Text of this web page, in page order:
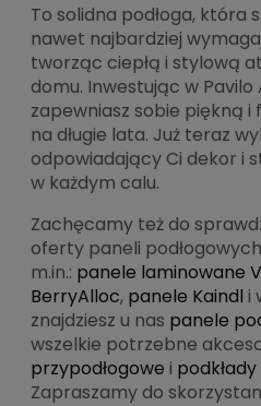
To solidna podłoga, która
nawet najbardziej
tworząc ciepłą i stylową
domu. Inwestując w Pavilo
zapewniasz sobie piękną i
na długie lata. Już teraz
odpowiadający Ci dekor i
w każdym calu.
Zachęcamy też do
oferty paneli
m.in.: panele laminowane
BerryAlloc, panele Kaindl i
znajdziesz u nas panele
wszelkie potrzebne
przypodłogowe i
Zapraszamy do